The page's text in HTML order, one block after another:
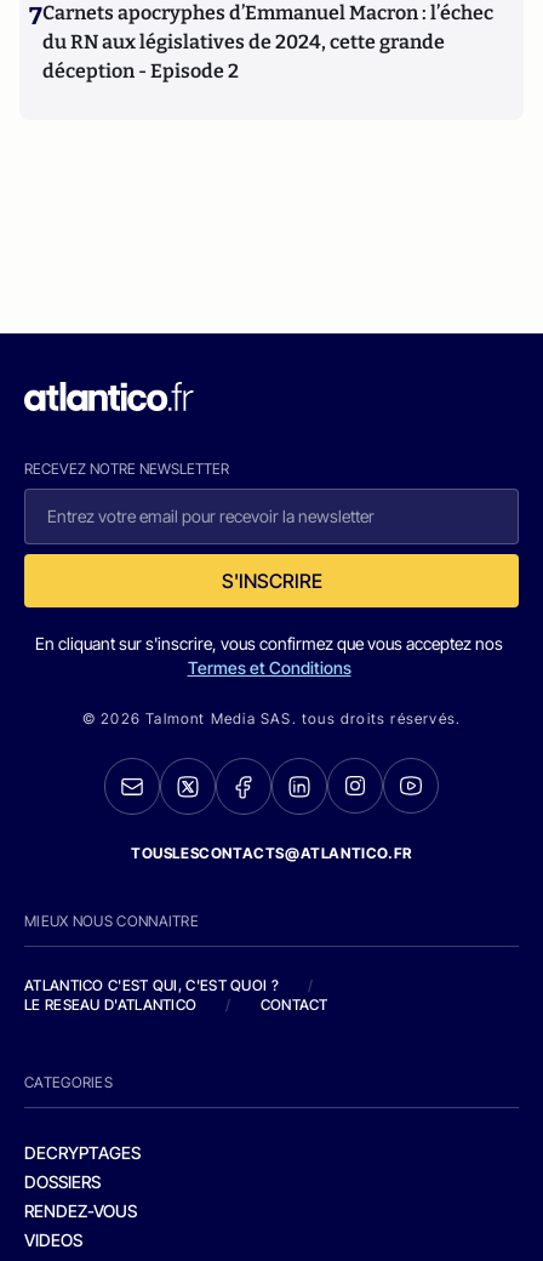
7Carnets apocryphes d’Emmanuel Macron : l’échec
du RN aux législatives de 2024, cette grande
déception - Episode 2
RECEVEZ NOTRE NEWSLETTER
S'INSCRIRE
En cliquant sur s'inscrire, vous confirmez que vous acceptez nos
Termes et Conditions
© 2026 Talmont Media SAS. tous droits réservés.
TOUSLESCONTACTS@ATLANTICO.FR
MIEUX NOUS CONNAITRE
ATLANTICO C'EST QUI, C'EST QUOI ?
/
LE RESEAU D'ATLANTICO
/ CONTACT
CATEGORIES
DECRYPTAGES
DOSSIERS
RENDEZ-VOUS
VIDEOS